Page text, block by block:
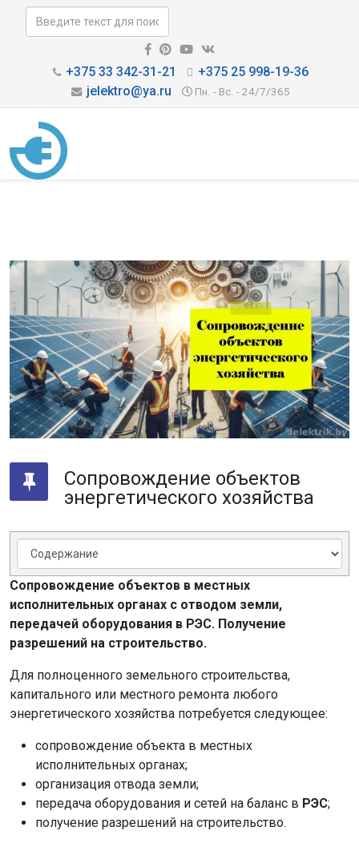
+375 33 342-31-21
+375 25 998-19-36
jelektro@ya.ru
Пн. - Вс. - 24/7/365
Сопровождение объектов
энергетического хозяйства
Сопровождение объектов в местных
исполнительных органах с отводом земли,
передачей оборудования в РЭС. Получение
разрешений на строительство.
Для полноценного земельного строительства,
капитального или местного ремонта любого
энергетического хозяйства потребуется следующее:
сопровождение объекта в местных
исполнительных органах;
организация отвода земли;
передача оборудования и сетей на баланс в РЭС;
получение разрешений на строительство.